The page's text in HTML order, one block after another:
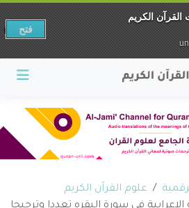
علوم القرآن الكريم
القرآن الكريم
فتح